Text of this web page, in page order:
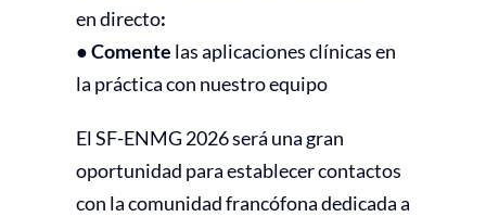
en directo:
● Comente las aplicaciones clínicas en
la práctica con nuestro equipo
El SF-ENMG 2026 será una gran
oportunidad para establecer contactos
con la comunidad francófona dedicada a